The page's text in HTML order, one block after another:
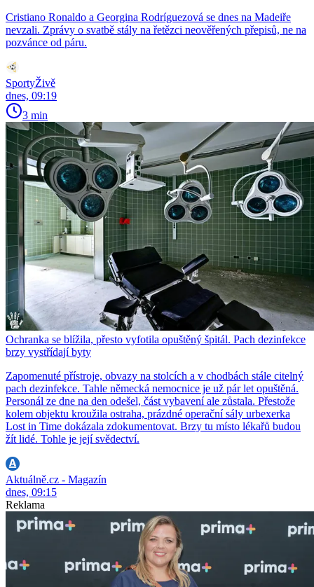
Cristiano Ronaldo a Georgina Rodríguezová se dnes na Madeiře
nevzali. Zprávy o svatbě stály na řetězci neověřených přepisů, ne na
pozvánce od páru.
SportyŽivě
dnes, 09:19
3 min
Ochranka se blížila, přesto vyfotila opuštěný špitál. Pach dezinfekce
brzy vystřídají byty
Zapomenuté přístroje, obvazy na stolcích a v chodbách stále citelný
pach dezinfekce. Tahle německá nemocnice je už pár let opuštěná.
Personál ze dne na den odešel, část vybavení ale zůstala. Přestože
kolem objektu kroužila ostraha, prázdné operační sály urbexerka
Lost in Time dokázala zdokumentovat. Brzy tu místo lékařů budou
žít lidé. Tohle je její svědectví.
Aktuálně.cz - Magazín
dnes, 09:15
Reklama